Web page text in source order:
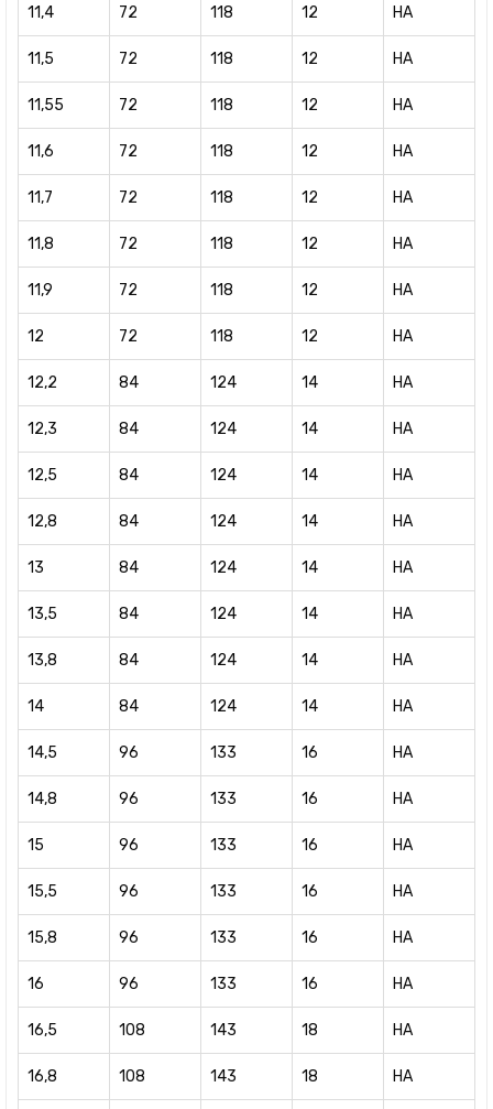
11,4 72 118 12 HA
11,5 72 118 12 HA
11,55 72 118 12 HA
11,6 72 118 12 HA
11,7 72 118 12 HA
11,8 72 118 12 HA
11,9 72 118 12 HA
12 72 118 12 HA
12,2 84 124 14 HA
12,3 84 124 14 HA
12,5 84 124 14 HA
12,8 84 124 14 HA
13 84 124 14 HA
13,5 84 124 14 HA
13,8 84 124 14 HA
14 84 124 14 HA
14,5 96 133 16 HA
14,8 96 133 16 HA
15 96 133 16 HA
15,5 96 133 16 HA
15,8 96 133 16 HA
16 96 133 16 HA
16,5 108 143 18 HA
16,8 108 143 18 HA